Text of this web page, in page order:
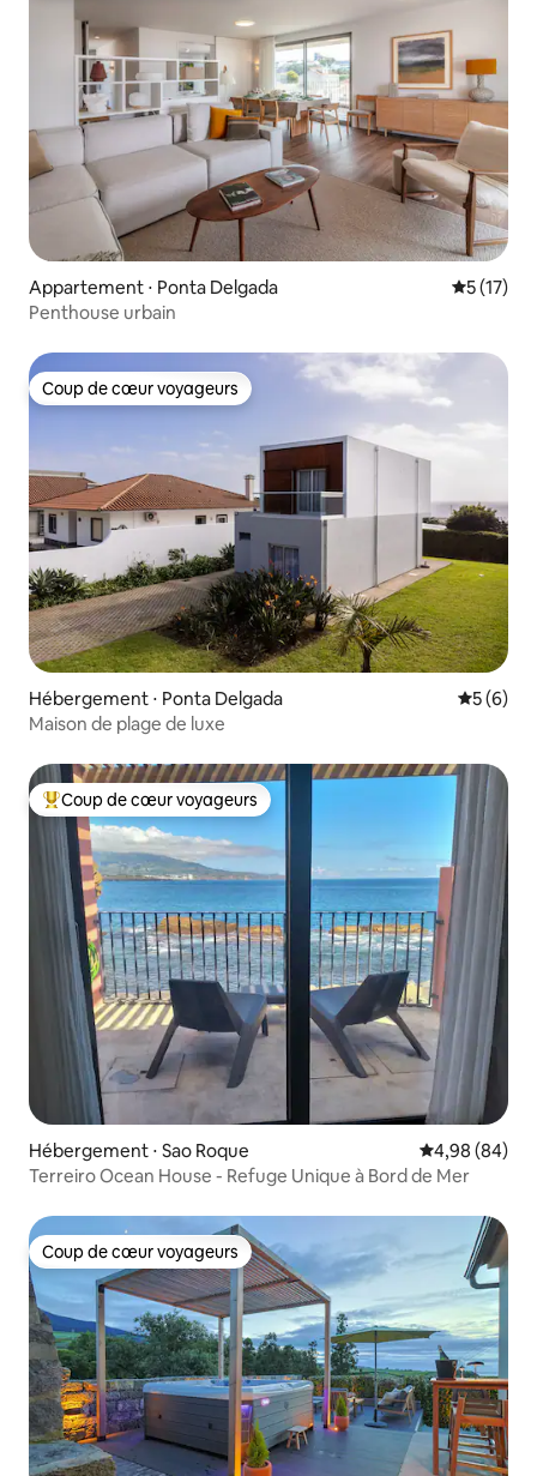
Appartement ⋅ Ponta Delgada
5 (17)
Penthouse urbain
Coup de cœur voyageurs
Coup de cœur voyageurs
Hébergement ⋅ Ponta Delgada
5 (6)
Maison de plage de luxe
Coups de cœur voyageurs les plus appréciés
Coup de cœur voyageurs
Hébergement ⋅ Sao Roque Évaluation
4,98 (84)
Terreiro Ocean House - Refuge Unique à Bord de Mer
Coup de cœur voyageurs
Coup de cœur voyageurs